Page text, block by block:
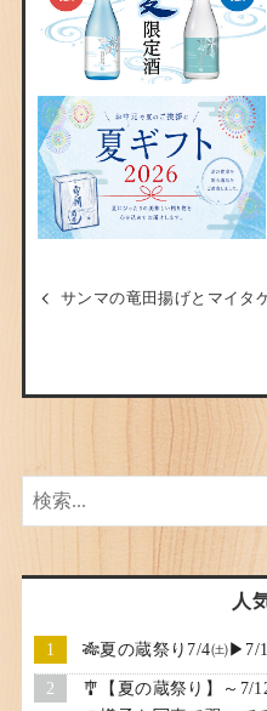
サンマの竜田揚げとマイタ
人
🎋夏の蔵祭り7/4㈯▶7/
🎐【夏の蔵祭り】～7/